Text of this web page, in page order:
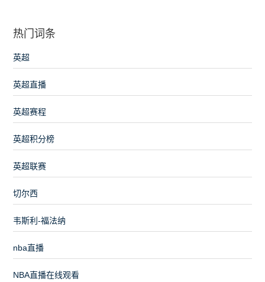
热门词条
英超
英超直播
英超赛程
英超积分榜
英超联赛
切尔西
韦斯利-福法纳
nba直播
NBA直播在线观看